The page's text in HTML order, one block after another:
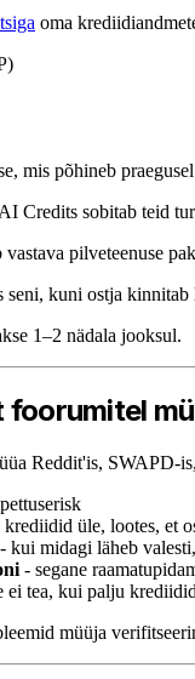
oma
mis põhineb
Credits sobitab teid
pilveteenuse
seni, kuni ostja kinnitab
1–2 nädala jooksul.
foorumitel
Reddit'is, SWAPD-
krediidid üle, lootes, et
- kui midagi läheb
- segane
ei tea, kui palju
müüja